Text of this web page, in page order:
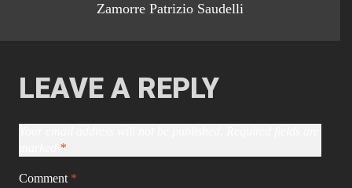
Zamorre Patrizio Saudelli
LEAVE A REPLY
*
Comment *